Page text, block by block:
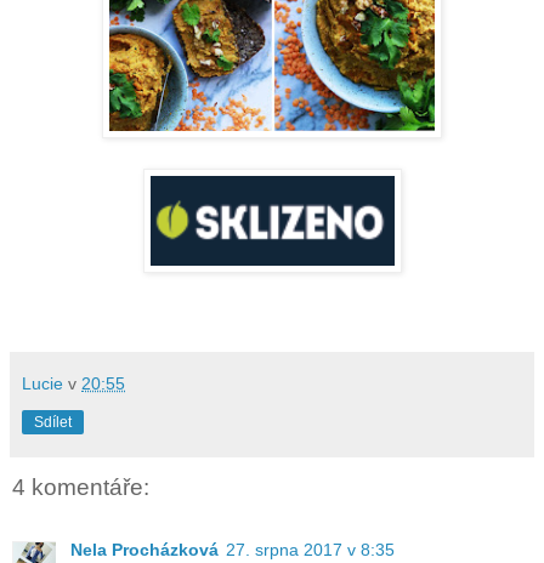
Lucie v 20:55
Sdílet
4 komentáře:
Nela Procházková 27. srpna 2017 v 8:35